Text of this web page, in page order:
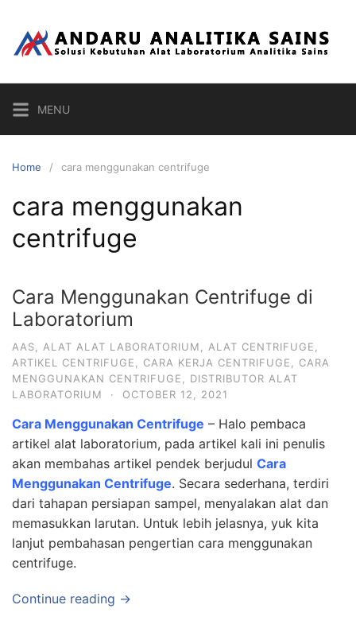
content
MENU
Home cara menggunakan centrifuge
cara menggunakan
centrifuge
Cara Menggunakan Centrifuge di
Laboratorium
AAS ALAT ALAT LABORATORIUM ALAT CENTRIFUGE
ARTIKEL CENTRIFUGE
CARA KERJA CENTRIFUGE
CARA
MENGGUNAKAN CENTRIFUGE
DISTRIBUTOR ALAT
LABORATORIUM
· OCTOBER 12, 2021
Cara Menggunakan Centrifuge – Halo pembaca
artikel alat laboratorium, pada artikel kali ini penulis
akan membahas artikel pendek berjudul Cara
Menggunakan Centrifuge. Secara sederhana, terdiri
dari tahapan persiapan sampel, menyalakan alat dan
memasukkan larutan. Untuk lebih jelasnya, yuk kita
lanjut pembahasan pengertian cara menggunakan
centrifuge.
Continue reading →